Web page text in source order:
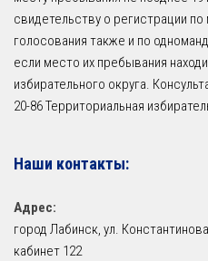
свидетельству о регистрации
голосования также и по
если место их пребывания
избирательного округа.
20-86 Территориальная
Наши контакты:
Адрес:
город Лабинск, ул.
кабинет 122